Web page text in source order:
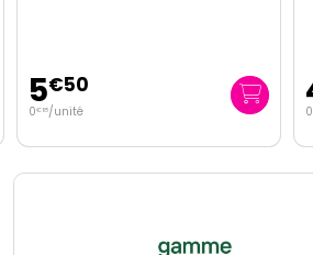
5€50
0€ 18/unité 0